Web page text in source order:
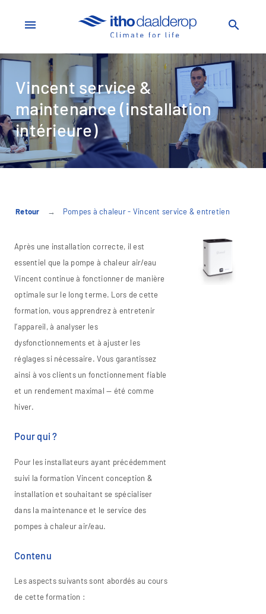
menu search
Vincent service &
maintenance (installation
intérieure)
Retour Pompes à chaleur - Vincent service & entretien
Après une installation correcte, il est
essentiel que la pompe à chaleur air/eau
Vincent continue à fonctionner de manière
optimale sur le long terme. Lors de cette
formation, vous apprendrez à entretenir
l’appareil, à analyser les
dysfonctionnements et à ajuster les
réglages si nécessaire. Vous garantissez
ainsi à vos clients un fonctionnement fiable
et un rendement maximal — été comme
hiver.
Pour qui ?
Pour les installateurs ayant précédemment
suivi la formation Vincent conception &
installation et souhaitant se spécialiser
dans la maintenance et le service des
pompes à chaleur air/eau.
Contenu
Les aspects suivants sont abordés au cours
de cette formation :